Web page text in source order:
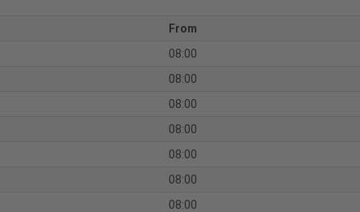
From
08:00
08:00
08:00
08:00
08:00
08:00
08:00